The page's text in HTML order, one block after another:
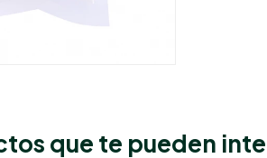
que te pueden